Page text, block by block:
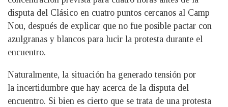
disputa del Clásico en cuatro puntos cercanos al Camp
Nou, después de explicar que no fue posible pactar con
azulgranas y blancos para lucir la protesta durante el
encuentro.
Naturalmente, la situación ha generado tensión por
la incertidumbre que hay acerca de la disputa del
encuentro. Si bien es cierto que se trata de una protesta